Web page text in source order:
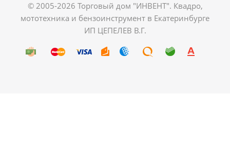
© 2005-2026 Торговый дом "ИНВЕНТ". Квадро,
мототехника и бензоинструмент в Екатеринбурге
ИП ЦЕПЕЛЕВ В.Г.